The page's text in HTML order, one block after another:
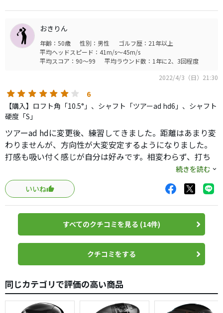
EPIC FRASH SUBZERO&#9830;&#9830;&#9830;＞EPIC FLASH
SUBZERO通常品となります。EPIC FLASH
SUBZERO&#9830;&#9830;&#9830;も通常市販品と比べれば相
当柔らかく感じましたがEPIC SPEED
&#9830;&#9830;&#9830;LSのほうが更に柔らかくなり、かなり
向上していると思います。弾道ですがボールの上がり方はEPIC
FRASH SUBZERO&#9830;&#9830;&#9830;のほうが少し高く上
がりますがバックスピン量も多少多めです。EPIC SPEED
&#9830;&#9830;&#9830;LSはそれより少し抑えられた中弾道で
LSタイプのためか落下地点は数ヤード手前となりますが総飛距離
はEPIC SPEED &#9830;&#9830;&#9830;LSのほうが出ていま
す。ちなみフェース側6g、後ろ側10gのウエイトですがフェース
側をネットで別購入していた5gにすれば少し弾道が上がります。
そのあたりは微調整出来そうです。飛距離が格段に伸びるとは思
わないですが直進性が上がるなどコントロール性能はアップして
いるので購入して正解かと思います。まだ初回のため、性能を引
き出せていないかもしれませんのでいろいろと試してみたいと思
おきりん
年齢：50歳 性別：男性
ゴルフ歴：21年以上
平均ヘッドスピード：41m/s～45m/s
平均スコア：90～99
平均ラウンド数：1年に2、3回程度
2022/4/3（日）21:30
6
【購入】ロフト角「10.5°」、シャフト「ツアーad hd6」、シャフト
硬度「S」
ツアーad hdに変更後、練習してきました。距離はあまり変
わりませんが、方向性が大変安定するようになりました。
打感も吸い付く感じが自分は好みです。相変わらず、打ち
続きを読む
いいね
すべてのクチコミを見る (14件)
クチコミをする
同じカテゴリで評価の高い商品